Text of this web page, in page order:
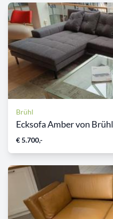
Brühl
Ecksofa Amber von Brühl
€ 5.700,-